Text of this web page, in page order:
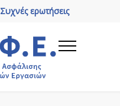
Συχνές ερωτήσεις